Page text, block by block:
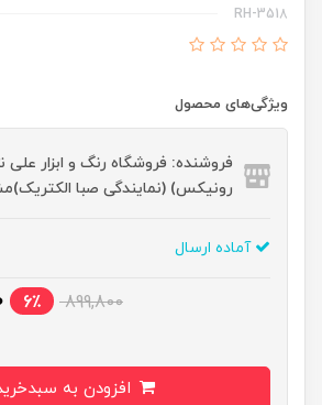
RH-3518
ویژگی‌های محصول
فروشنده: فروشگاه رنگ و ابزار علی
رونیکس) (نمایندگی صبا
آماده ارسال
899,800 6٪